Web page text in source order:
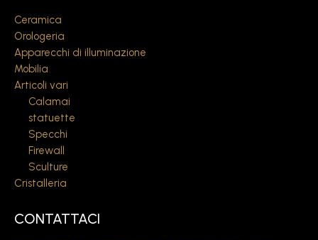
Ceramica
Orologeria
Apparecchi di illuminazione
Mobilia
Articoli vari
Calamai
statuette
Specchi
Firewall
Sculture
Cristalleria
CONTATTACI